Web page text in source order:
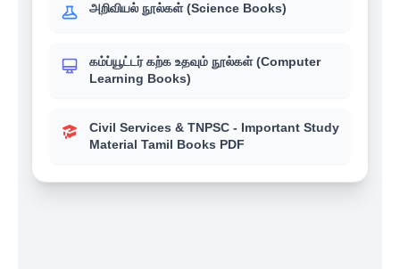
அறிவியல் நூல்கள் (Science Books)
கம்ப்யூட்டர் கற்க உதவும் நூல்கள் (Computer
Learning Books)
Civil Services & TNPSC - Important Study
Material Tamil Books PDF